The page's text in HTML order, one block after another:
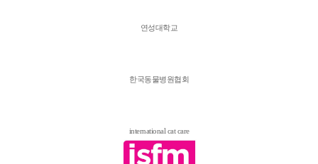
연성대학교
한국동물병원협회
international cat care